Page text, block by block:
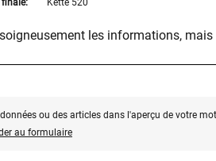
Kette 520
les informations,
données ou des articles dans l'aperçu de votre
au formulaire